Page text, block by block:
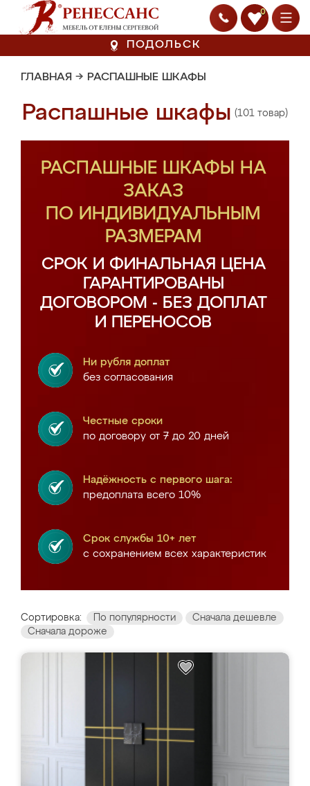
0
ПОДОЛЬСК
ГЛАВНАЯ → РАСПАШНЫЕ ШКАФЫ
Распашные шкафы (101 товар)
РАСПАШНЫЕ ШКАФЫ НА
ЗАКАЗ
ПО ИНДИВИДУАЛЬНЫМ
РАЗМЕРАМ
СРОК И ФИНАЛЬНАЯ ЦЕНА
ГАРАНТИРОВАНЫ
ДОГОВОРОМ - БЕЗ ДОПЛАТ
И ПЕРЕНОСОВ
Ни рубля доплат
без согласования
Честные сроки
по договору от 7 до 20 дней
Надёжность с первого шага:
предоплата всего 10%
Срок службы 10+ лет
с сохранением всех характеристик
Сортировка: По популярности
Сначала дешевле
Сначала дороже